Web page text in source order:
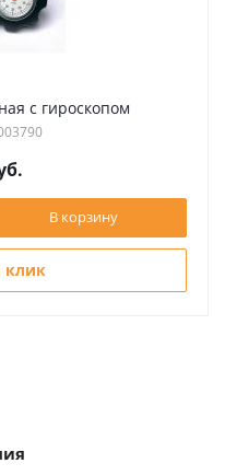
с гироскопом
В корзину
клик